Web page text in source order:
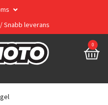
Snabb leverans
0